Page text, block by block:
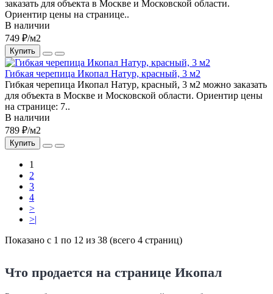
заказать для объекта в Москве и Московской области.
Ориентир цены на странице..
В наличии
749 ₽/м2
Купить
Гибкая черепица Икопал Натур, красный, 3 м2
Гибкая черепица Икопал Натур, красный, 3 м2 можно заказать
для объекта в Москве и Московской области. Ориентир цены
на странице: 7..
В наличии
789 ₽/м2
Купить
1
2
3
4
>
>|
Показано с 1 по 12 из 38 (всего 4 страниц)
Что продается на странице Икопал